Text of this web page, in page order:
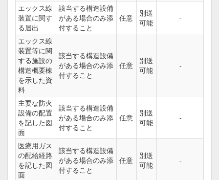
エックス線
装置に関す
る届出
該当する構造設備
がある場合のみ添
付すること
任意
別送
可能
-
エックス線
装置等に関
する施設の
構造概要棟
を示した資
料
該当する構造設備
がある場合のみ添
付すること
任意
別送
可能
-
主要な防火
設備の配置
を記した図
面
該当する構造設備
がある場合のみ添
付すること
任意
別送
可能
-
医療用ガス
の配給経路
を記した図
面
該当する構造設備
がある場合のみ添
付すること
任意
別送
可能
-